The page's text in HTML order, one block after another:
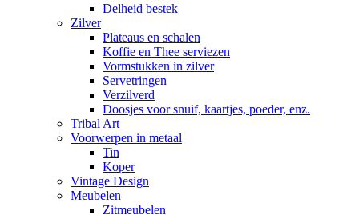
Delheid bestek
Zilver
Plateaus en schalen
Koffie en Thee serviezen
Vormstukken in zilver
Servetringen
Verzilverd
Doosjes voor snuif, kaartjes, poeder, enz.
Tribal Art
Voorwerpen in metaal
Tin
Koper
Vintage Design
Meubelen
Zitmeubelen